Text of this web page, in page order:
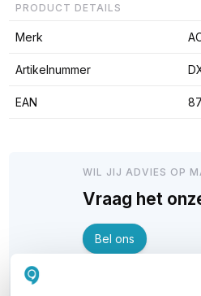
PRODUCT DETAILS
Merk
Artikelnummer
EAN
WIL JIJ ADVIES OP
Vraag het
Bel ons